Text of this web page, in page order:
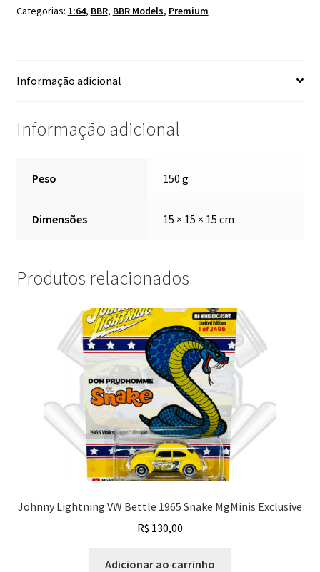
Daytona
Categorias: 1:64, BBR, BBR Models, Premium
Informação adicional
Informação adicional
Peso 150 g
Dimensões 15 × 15 × 15 cm
Produtos relacionados
Johnny Lightning VW Bettle 1965 Snake MgMinis Exclusive
R$ 130,00
Adicionar ao carrinho